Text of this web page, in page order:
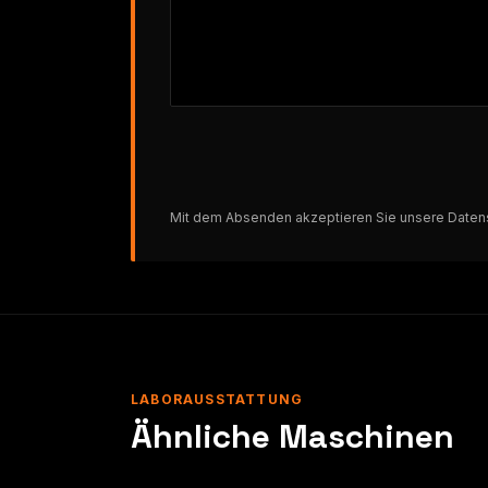
Mit dem Absenden akzeptieren Sie unsere
LABORAUSSTATTUNG
Ähnliche Maschinen